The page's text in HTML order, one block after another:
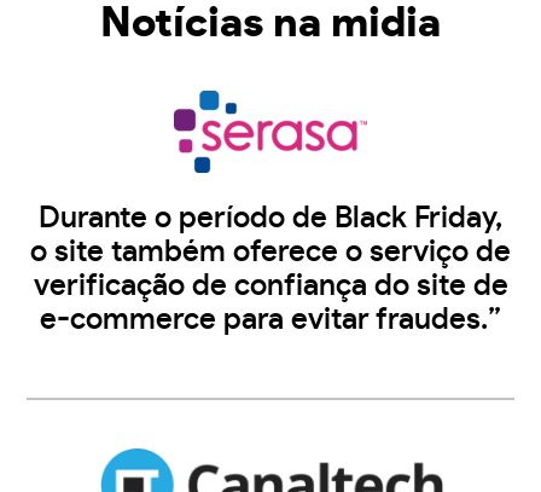
Notícias na midia
Durante o período de Black Friday,
o site também oferece o serviço de
verificação de confiança do site de
e-commerce para evitar fraudes.”